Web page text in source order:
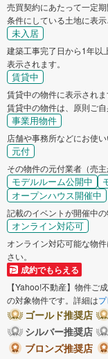
売買契約にあたって一定
条件にしている土地に表示
未入居
建築工事完了日から1年以
表示されます。
賃貸中
賃貸中の物件に表示されま
賃貸中の物件は、原則ご
事業用物件
店舗や事務所などにお使
元付
その物件の元付業者（売
モデルルーム公開中
オープンハウス開催中
記載のイベントが開催中の
オンライン対応可
オンライン対応可能な物
さい。
成約でもらえる
【Yahoo!不動産】物件ご
の対象物件です。詳細は
ゴールド推奨店
シルバー推奨店
ブロンズ推奨店